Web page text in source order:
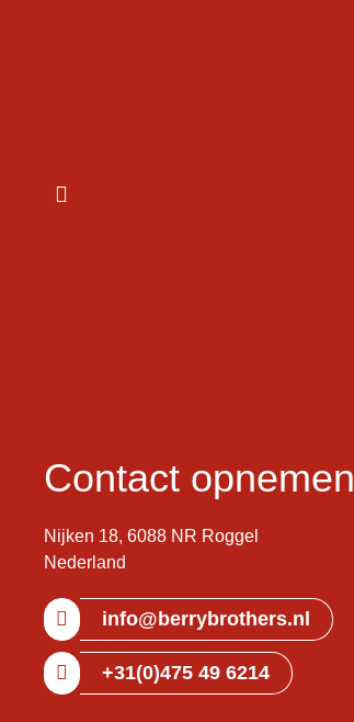
Contact opnemen
Nijken 18, 6088 NR Roggel
Nederland
info@berrybrothers.nl
+31(0)475 49 6214